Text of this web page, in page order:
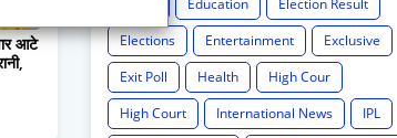
आटे
Elections
Entertainment
Exclusive
Exit Poll
Health
High Cour
High Court
International News
IPL